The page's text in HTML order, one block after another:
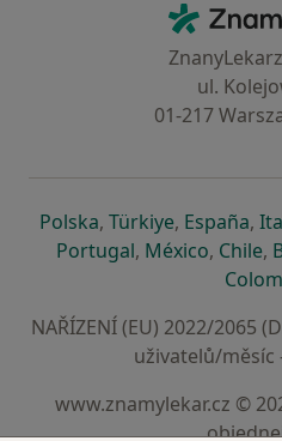
ul.
01-217
Polskase otevře v nové
, Türkiyese otevře v
, Españase
,
Portugalse otevře v
, Méxicose
, Chile,
NAŘÍZENÍ (EU) 2022/2065
uživatelů/měsíc
www.znamylekar.cz ©